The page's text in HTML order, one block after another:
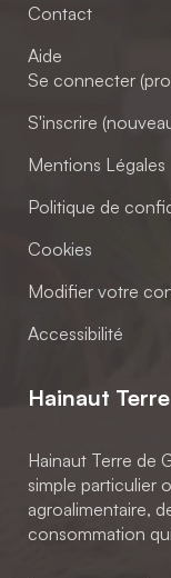
Contact
Aide
Se connecter
S'inscrire
Mentions Légales
Politique de
Cookies
Modifier votre
Accessibilité
Hainaut
Hainaut Terre de
simple particulier
agroalimentaire,
consommation